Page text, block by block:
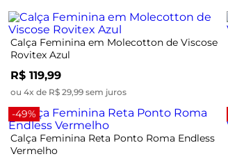
Calça Feminina em Molecotton de Viscose
Rovitex Azul
R$ 119,99
ou 4x de R$ 29,99 sem juros
-49%
Calça Feminina Reta Ponto Roma Endless
Vermelho